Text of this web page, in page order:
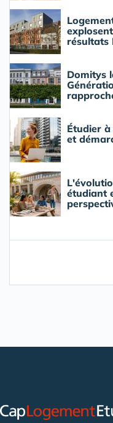
résultats
Domitys
Étudier
et
étudiant